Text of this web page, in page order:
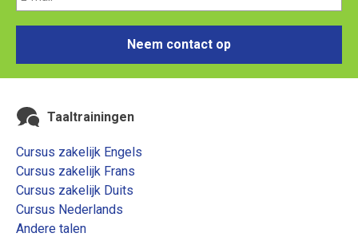
Neem contact op
Taaltrainingen
Cursus zakelijk Engels
Cursus zakelijk Frans
Cursus zakelijk Duits
Cursus Nederlands
Andere talen